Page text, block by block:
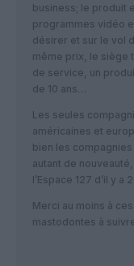
business; le produit
programmes vidéo
désirer et sur le vol
même prix, le siège
de service, un
de 10 ans…
Les seules
américaines et
bien les compagnies
autant de
l’Espace 127 d’il y a
Merci au moins à
mastodontes à